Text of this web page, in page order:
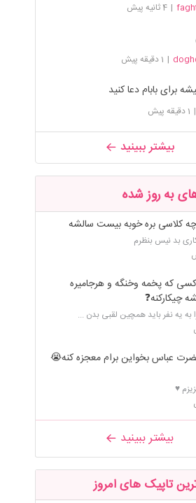
| 4 ثانیه پیش
| 1 دقیقه پیش
برای بابام دعا کنید
| 1 دقیقه پیش
بیشتر ببینید
به روز شده
کلاسی بره خوبه بیست سالشه
بد نیس بنظرم
که پخمه وخنگه و هرجامیره
چیکارکنه❓
به یه نفر باید همچین لقبی بدن ...
عباس بخواین برام معجزه کنه😭
♥️
بیشتر ببینید
تاپیک های امروز